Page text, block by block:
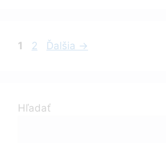
Stránka
1 Stránka
2 Ďalšia →
Hľadať